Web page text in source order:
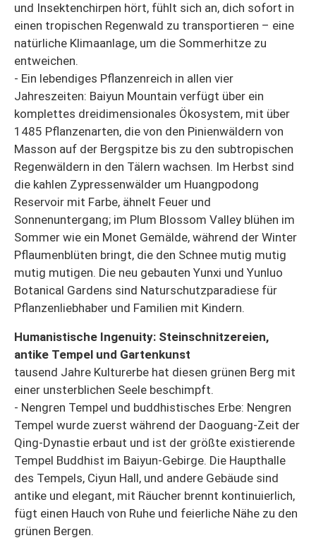
und Insektenchirpen hört, fühlt sich an, dich sofort in
einen tropischen Regenwald zu transportieren – eine
natürliche Klimaanlage, um die Sommerhitze zu
entweichen.
- Ein lebendiges Pflanzenreich in allen vier
Jahreszeiten: Baiyun Mountain verfügt über ein
komplettes dreidimensionales Ökosystem, mit über
1485 Pflanzenarten, die von den Pinienwäldern von
Masson auf der Bergspitze bis zu den subtropischen
Regenwäldern in den Tälern wachsen. Im Herbst sind
die kahlen Zypressenwälder um Huangpodong
Reservoir mit Farbe, ähnelt Feuer und
Sonnenuntergang; im Plum Blossom Valley blühen im
Sommer wie ein Monet Gemälde, während der Winter
Pflaumenblüten bringt, die den Schnee mutig mutig
mutig mutigen. Die neu gebauten Yunxi und Yunluo
Botanical Gardens sind Naturschutzparadiese für
Pflanzenliebhaber und Familien mit Kindern.
Humanistische Ingenuity: Steinschnitzereien,
antike Tempel und Gartenkunst
tausend Jahre Kulturerbe hat diesen grünen Berg mit
einer unsterblichen Seele beschimpft.
- Nengren Tempel und buddhistisches Erbe: Nengren
Tempel wurde zuerst während der Daoguang-Zeit der
Qing-Dynastie erbaut und ist der größte existierende
Tempel Buddhist im Baiyun-Gebirge. Die Haupthalle
des Tempels, Ciyun Hall, und andere Gebäude sind
antike und elegant, mit Räucher brennt kontinuierlich,
fügt einen Hauch von Ruhe und feierliche Nähe zu den
grünen Bergen.